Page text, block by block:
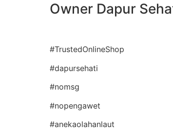
Owner Dapur
#TrustedOnlineShop
#dapursehati
#nomsg
#nopengawet
#anekaolahanlaut